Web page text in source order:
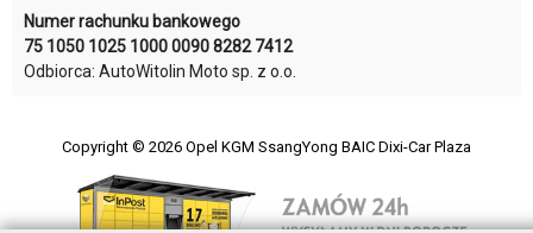
Numer rachunku bankowego
75 1050 1025 1000 0090 8282 7412
Odbiorca: AutoWitolin Moto sp. z o.o.
Copyright © 2026 Opel KGM SsangYong BAIC Dixi-Car Plaza